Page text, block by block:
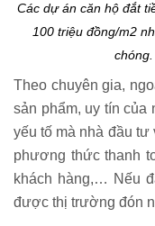
Các dự án căn hộ đắt
100 triệu đồng/m2
Theo chuyên gia,
sản phẩm, uy tín của
yếu tố mà nhà đầu tư
phương thức thanh
khách hàng,… Nếu
được thị trường đón